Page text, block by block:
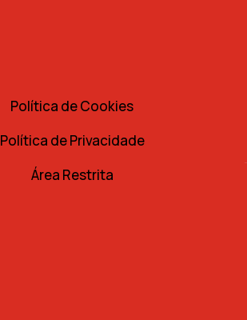
Política de Cookies
Política de Privacidade
Área Restrita